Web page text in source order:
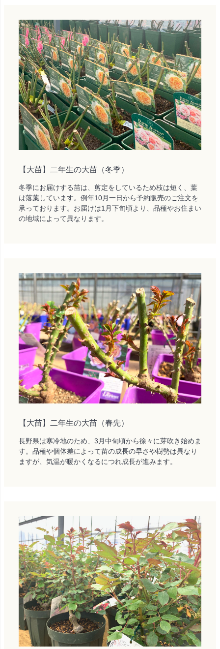
【大苗】二年生の大苗（冬季）
冬季にお届けする苗は、剪定をしているため枝は短く、葉
は落葉しています。例年10月一日から予約販売のご注文を
承っております。お届けは1月下旬頃より、品種やお住まい
の地域によって異なります。
【大苗】二年生の大苗（春先）
長野県は寒冷地のため、3月中旬頃から徐々に芽吹き始めま
す。品種や個体差によって苗の成長の早さや樹勢は異なり
ますが、気温が暖かくなるにつれ成長が進みます。